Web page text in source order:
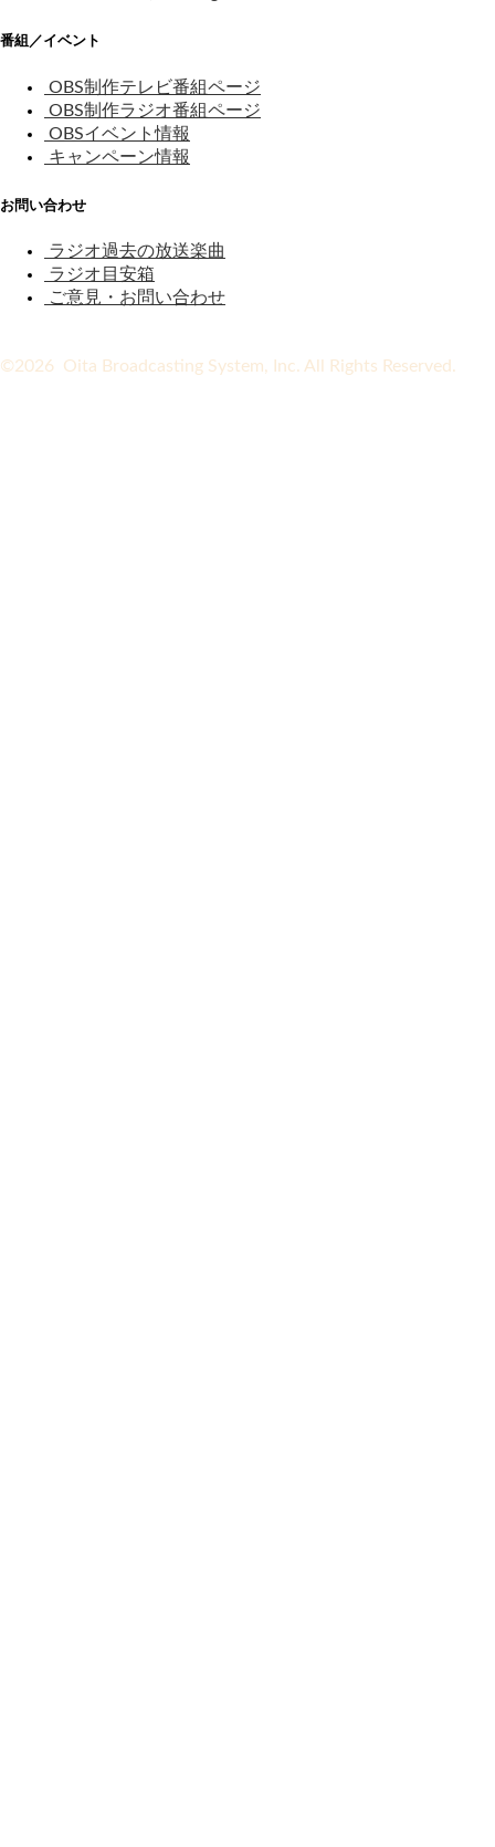
番組／イベント
OBS制作テレビ番組ページ
OBS制作ラジオ番組ページ
OBSイベント情報
キャンペーン情報
お問い合わせ
ラジオ過去の放送楽曲
ラジオ目安箱
ご意見・お問い合わせ
©2026 Oita Broadcasting System, Inc. All Rights Reserved.